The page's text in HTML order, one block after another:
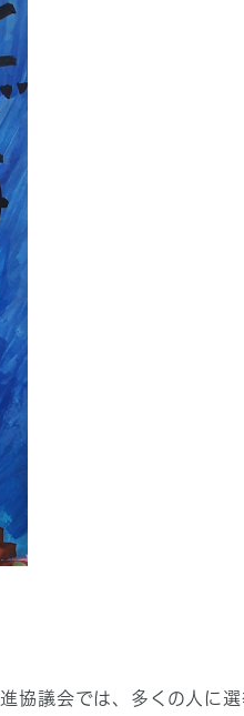
協議会では、多くの人に